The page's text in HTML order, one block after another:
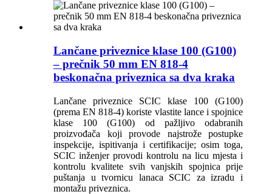
Lančane priveznice klase 100 (G100)
– prečnik 50 mm EN 818-4
beskonačna priveznica sa dva kraka
Lančane priveznice SCIC klase 100 (G100)
(prema EN 818-4) koriste vlastite lance i spojnice
klase 100 (G100) od pažljivo odabranih
proizvođača koji provode najstrože postupke
inspekcije, ispitivanja i certifikacije; osim toga,
SCIC inženjer provodi kontrolu na licu mjesta i
kontrolu kvalitete svih vanjskih spojnica prije
puštanja u tvornicu lanaca SCIC za izradu i
montažu priveznica.